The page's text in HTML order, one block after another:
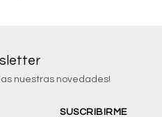
nuestras novedades!
SUSCRIBIRME